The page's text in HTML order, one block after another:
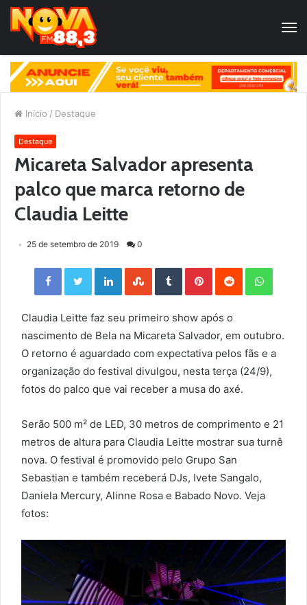
Início / Destaque
Destaque
Micareta Salvador apresenta
palco que marca retorno de
Claudia Leitte
25 de setembro de 2019 0
Facebook Twitter LinkedIn StumbleUpon Tumblr Pinterest Reddit
Claudia Leitte faz seu primeiro show após o
nascimento de Bela na Micareta Salvador, em outubro.
O retorno é aguardado com expectativa pelos fãs e a
organização do festival divulgou, nesta terça (24/9),
fotos do palco que vai receber a musa do axé.
Serão 500 m² de LED, 30 metros de comprimento e 21
metros de altura para Claudia Leitte mostrar sua turnê
nova. O festival é promovido pelo Grupo San
Sebastian e também receberá DJs, Ivete Sangalo,
Daniela Mercury, Alinne Rosa e Babado Novo. Veja
fotos: